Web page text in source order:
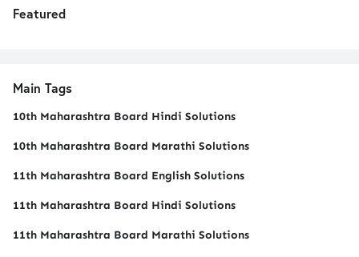
Featured
Main Tags
10th Maharashtra Board Hindi Solutions
10th Maharashtra Board Marathi Solutions
11th Maharashtra Board English Solutions
11th Maharashtra Board Hindi Solutions
11th Maharashtra Board Marathi Solutions